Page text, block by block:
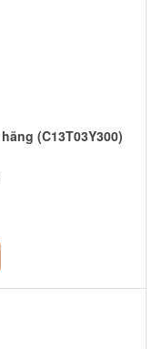
(C13T03Y300)